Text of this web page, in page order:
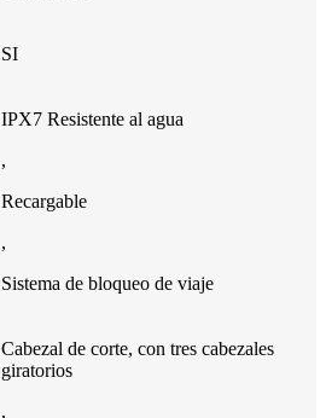
SI
IPX7 Resistente al agua
,
Recargable
,
Sistema de bloqueo de viaje
Cabezal de corte, con tres cabezales
giratorios
,